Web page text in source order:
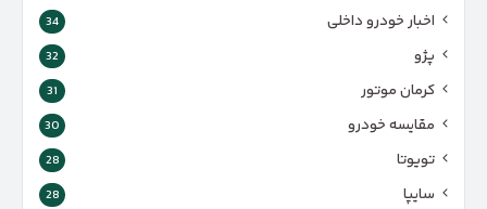
اخبار خودرو داخلی 34
پژو 32
کرمان موتور 31
مقایسه خودرو 30
تویوتا 28
سایپا 28